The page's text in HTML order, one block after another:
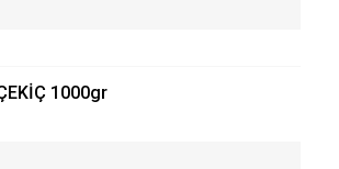
1000gr